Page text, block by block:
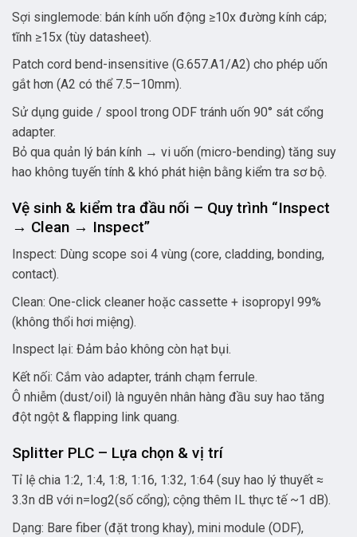
Sợi singlemode: bán kính uốn động ≥10x đường kính cáp;
tĩnh ≥15x (tùy datasheet).
Patch cord bend-insensitive (G.657.A1/A2) cho phép uốn
gắt hơn (A2 có thể 7.5–10mm).
Sử dụng guide / spool trong ODF tránh uốn 90° sát cổng
adapter.
Bỏ qua quản lý bán kính → vi uốn (micro-bending) tăng suy
hao không tuyến tính & khó phát hiện bằng kiểm tra sơ bộ.
Vệ sinh & kiểm tra đầu nối – Quy trình “Inspect
→ Clean → Inspect”
Inspect: Dùng scope soi 4 vùng (core, cladding, bonding,
contact).
Clean: One-click cleaner hoặc cassette + isopropyl 99%
(không thổi hơi miệng).
Inspect lại: Đảm bảo không còn hạt bụi.
Kết nối: Cắm vào adapter, tránh chạm ferrule.
Ô nhiễm (dust/oil) là nguyên nhân hàng đầu suy hao tăng
đột ngột & flapping link quang.
Splitter PLC – Lựa chọn & vị trí
Tỉ lệ chia 1:2, 1:4, 1:8, 1:16, 1:32, 1:64 (suy hao lý thuyết ≈
3.3n dB với n=log2(số cổng); cộng thêm IL thực tế ~1 dB).
Dạng: Bare fiber (đặt trong khay), mini module (ODF),